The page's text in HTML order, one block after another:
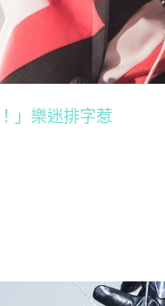
」樂迷排字惹